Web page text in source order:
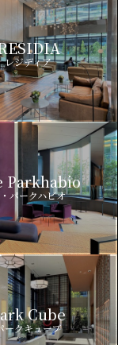
レジディア
Parkhabio
パークハビオ
Cube
ークキューブ